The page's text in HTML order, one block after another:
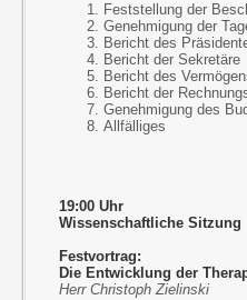
Feststellung der
Genehmigung der
Bericht des
Bericht der Sekretäre
Bericht des
Bericht der
Genehmigung des
Allfälliges
19:00 Uhr
Wissenschaftliche Sitzung
Festvortrag:
Die Entwicklung der
Herr Christoph Zielinski